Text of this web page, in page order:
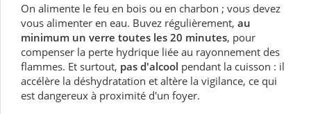
On alimente le feu en bois ou en charbon ; vous devez
vous alimenter en eau. Buvez régulièrement, au
minimum un verre toutes les 20 minutes, pour
compenser la perte hydrique liée au rayonnement des
flammes. Et surtout, pas d'alcool pendant la cuisson : il
accélère la déshydratation et altère la vigilance, ce qui
est dangereux à proximité d'un foyer.